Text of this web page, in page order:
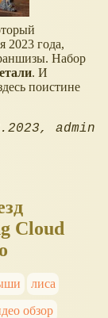
2023 года,
Набор
. И
поистине
admin
Cloud
лиса
обзор